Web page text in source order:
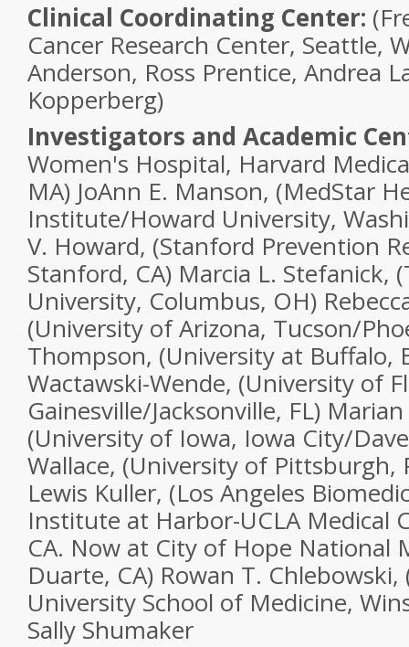
Clinical Coordinating Center:
Cancer Research Center, Seattle,
Anderson, Ross Prentice, Andrea
Kopperberg)
Investigators and Academic
Women's Hospital, Harvard
MA) JoAnn E. Manson, (MedStar
Institute/Howard University,
V. Howard, (Stanford Prevention
Stanford, CA) Marcia L. Stefanick,
University, Columbus, OH)
(University of Arizona, Tucson/
Thompson, (University at Buffalo,
Wactawski-Wende, (University of
Gainesville/Jacksonville, FL)
(University of Iowa, Iowa City/
Wallace, (University of Pittsburgh,
Lewis Kuller, (Los Angeles
Institute at Harbor-UCLA Medical
CA. Now at City of Hope National
Duarte, CA) Rowan T. Chlebowski,
University School of Medicine,
Sally Shumaker